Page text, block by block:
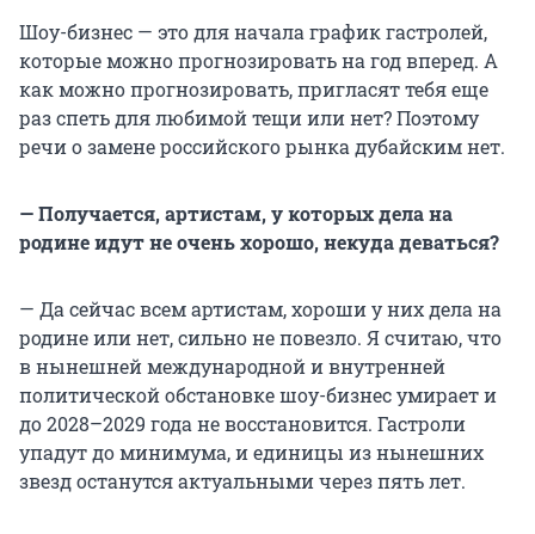
Шоу-бизнес — это для начала график гастролей,
которые можно прогнозировать на год вперед. А
как можно прогнозировать, пригласят тебя еще
раз спеть для любимой тещи или нет? Поэтому
речи о замене российского рынка дубайским нет.
— Получается, артистам, у которых дела на
родине идут не очень хорошо, некуда деваться?
— Да сейчас всем артистам, хороши у них дела на
родине или нет, сильно не повезло. Я считаю, что
в нынешней международной и внутренней
политической обстановке шоу-бизнес умирает и
до 2028–2029 года не восстановится. Гастроли
упадут до минимума, и единицы из нынешних
звезд останутся актуальными через пять лет.